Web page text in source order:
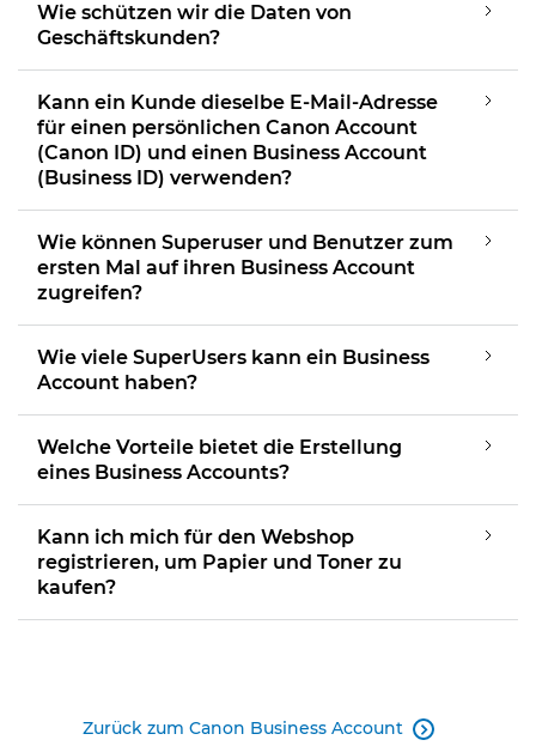
Wie schützen wir die Daten von
Geschäftskunden?
Kann ein Kunde dieselbe E-Mail-Adresse
für einen persönlichen Canon Account
(Canon ID) und einen Business Account
(Business ID) verwenden?
Wie können Superuser und Benutzer zum
ersten Mal auf ihren Business Account
zugreifen?
Wie viele SuperUsers kann ein Business
Account haben?
Welche Vorteile bietet die Erstellung
eines Business Accounts?
Kann ich mich für den Webshop
registrieren, um Papier und Toner zu
kaufen?
Zurück zum Canon Business Account 